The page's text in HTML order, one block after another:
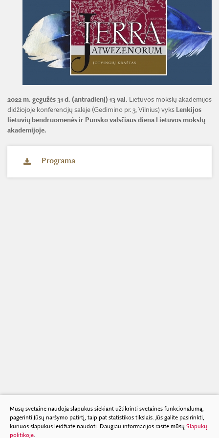
VIRTUALI LMA
TECHNIKOS MOKSLŲ SKYRIUS
JAUNOJI AKADEMIJA
SKYRIAI IR PADALINIAI
PAREIGYBIŲ APRAŠYMAS IR ATLIEKAMOS FUNKCIJOS
BENDRADARBIAVIMO SUTARTYS
MOKSLININKO ETIKOS KODEKSAS
KORUPCIJOS PREVENCIJA
PRANEŠĖJŲ APSAUGA
NUORODOS
BENDRADARBIAVIMAS SU REGIONAIS
LMA IR AKADEMIKAI ŽINIASKLAIDOJE
PASLAUGOS
ES SF PARAMA LMA
FINANSŲ KONTROLĖS TAISYKLĖS
ŪKIO SUBJEKTŲ PRIEŽIŪRA
TARNYBINIAI LENGVIEJI AUTOMOBILIAI
LĖŠOS VEIKLAI VIEŠINTI
2022 m. gegužės 31 d. (antradienį) 13 val. Lietuvos mokslų akademijos
didžiojoje konferencijų salėje (Gedimino pr. 3, Vilnius) vyks Lenkijos
lietuvių bendruomenės ir Punsko valsčiaus diena Lietuvos mokslų
akademijoje.
Programa
Mūsų svetainė naudoja slapukus siekiant užtikrinti svetainės funkcionalumą,
pagerinti Jūsų naršymo patirtį, taip pat statistikos tikslais. Jūs galite pasirinkti,
kuriuos slapukus leidžiate naudoti. Daugiau informacijos rasite mūsų Slapukų
politikoje.